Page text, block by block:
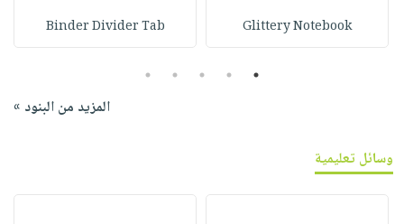
Glittery Notebook
Binder Divider Tab
1
2
3
4
5
المزيد من البنود »
وسائل تعليمية